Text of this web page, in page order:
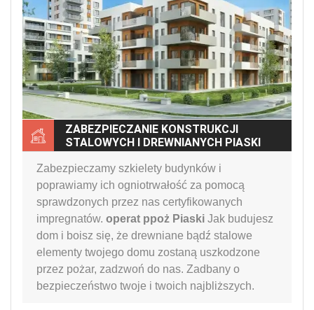
ZABEZPIECZANIE KONSTRUKCJI
STALOWYCH I DREWNIANYCH PIASKI
Zabezpieczamy szkielety budynków i
poprawiamy ich ogniotrwałość za pomocą
sprawdzonych przez nas certyfikowanych
impregnatów. operat ppoż Piaski Jak budujesz
dom i boisz się, że drewniane bądź stalowe
elementy twojego domu zostaną uszkodzone
przez pożar, zadzwoń do nas. Zadbany o
bezpieczeństwo twoje i twoich najbliższych.